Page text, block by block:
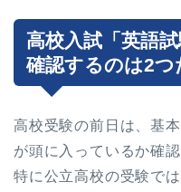
高校入試「英語
確認するのは2つ
高校受験の前日は、基
が頭に入っているか確
特に公立高校の受験で